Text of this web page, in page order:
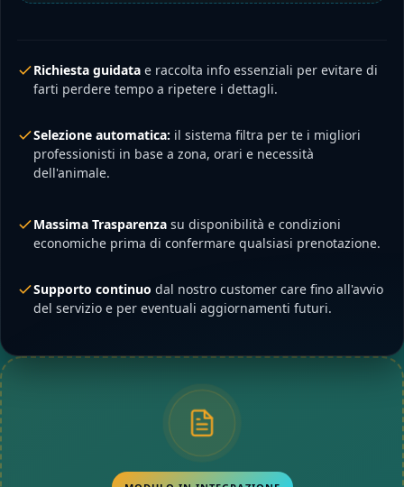
Richiesta guidata e raccolta info essenziali per evitare di
farti perdere tempo a ripetere i dettagli.
Selezione automatica: il sistema filtra per te i migliori
professionisti in base a zona, orari e necessità
dell'animale.
Massima Trasparenza su disponibilità e condizioni
economiche prima di confermare qualsiasi prenotazione.
Supporto continuo dal nostro customer care fino all'avvio
del servizio e per eventuali aggiornamenti futuri.